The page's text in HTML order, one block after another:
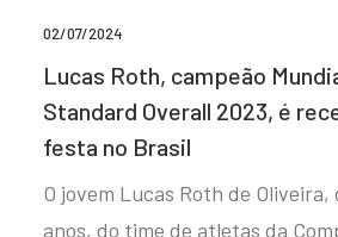
02/07/2024
Lucas Roth, campeão
Standard Overall 2023, é
festa no Brasil
O jovem Lucas Roth de Oliveira,
anos, do time de atletas da